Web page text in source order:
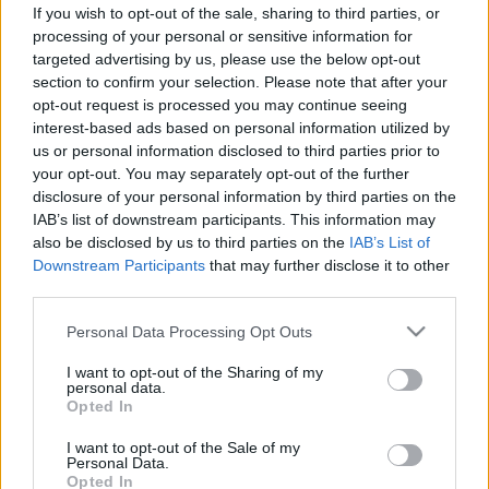
If you wish to opt-out of the sale, sharing to third parties, or
processing of your personal or sensitive information for
targeted advertising by us, please use the below opt-out
section to confirm your selection. Please note that after your
opt-out request is processed you may continue seeing
interest-based ads based on personal information utilized by
us or personal information disclosed to third parties prior to
your opt-out. You may separately opt-out of the further
disclosure of your personal information by third parties on the
IAB’s list of downstream participants. This information may
also be disclosed by us to third parties on the IAB’s List of
Downstream Participants that may further disclose it to other
Please note that this website/app uses one or more Google
not limited to your visit or usage behaviour. You may click to
grant or deny consent to Google and its third-party tags to
use your data for below specified purposes in below Google
consent section.
Personal Data Processing Opt Outs
I want to opt-out of the Sharing of my
personal data.
Opted In
I want to opt-out of the Sale of my
Personal Data.
Opted In